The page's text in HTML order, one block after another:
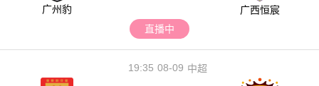
广州豹
广西恒宸
直播中
08-09
19:35 中超